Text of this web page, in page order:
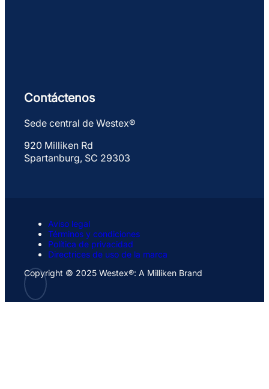
Contáctenos
Sede central de Westex®
920 Milliken Rd
Spartanburg, SC 29303
Aviso legal
Términos y condiciones
Política de privacidad
Directrices de uso de la marca
Copyright © 2025 Westex®: A Milliken Brand